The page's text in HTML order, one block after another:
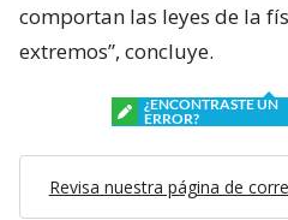
comportan las leyes de la
extremos”, concluye.
¿ENCONTRASTE UN
ERROR?
Revisa nuestra página de